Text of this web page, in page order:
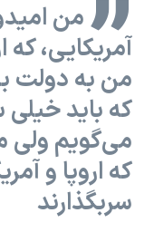
من
آمریکایی،‌
من به دولت
که باید
می‌گویم ولی
که اروپا و
سربگذارند